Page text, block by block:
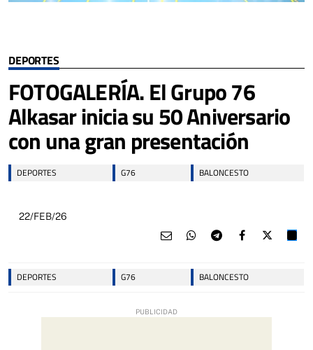
DEPORTES
FOTOGALERÍA. El Grupo 76
Alkasar inicia su 50 Aniversario
con una gran presentación
DEPORTES G76 BALONCESTO
22/FEB/26
DEPORTES G76 BALONCESTO